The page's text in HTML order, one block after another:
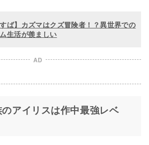
すば】カズマはクズ冒険者！？異世界での
生活が羨ましい
AD
のアイリスは作中最強レベ